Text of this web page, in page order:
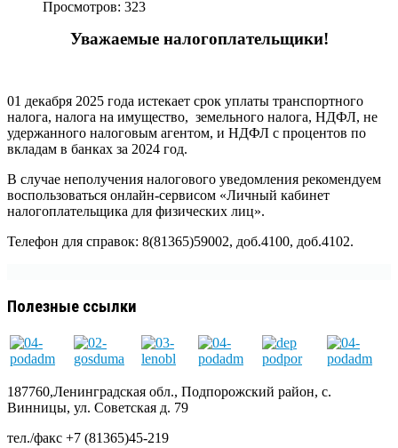
Просмотров: 323
Уважаемые налогоплательщики!
01 декабря 2025 года истекает срок уплаты транспортного
налога, налога на имущество, земельного налога, НДФЛ, не
удержанного налоговым агентом, и НДФЛ с процентов по
вкладам в банках за 2024 год.
В случае неполучения налогового уведомления рекомендуем
воспользоваться онлайн-сервисом «Личный кабинет
налогоплательщика для физических лиц».
Телефон для справок: 8(81365)59002, доб.4100, доб.4102.
Полезные ссылки
187760,Ленинградская обл., Подпорожский район, с.
Винницы, ул. Советская д. 79
тел./факс +7 (81365)45-219